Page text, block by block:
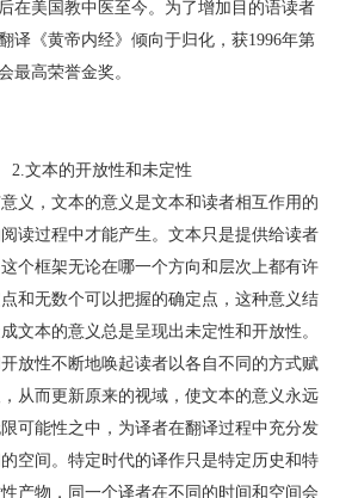
在美国教中医至今。为了增加目的语读者
译《黄帝内经》倾向于归化，获1996年第
最高荣誉金奖。
本的开放性和未定性
，文本的意义是文本和读者相互作用的
读过程中才能产生。文本只是提供给读者
个框架无论在哪一个方向和层次上都有许
和无数个可以把握的确定点，这种意义结
文本的意义总是呈现出未定性和开放性。
放性不断地唤起读者以各自不同的方式赋
从而更新原来的视域，使文本的意义永远
可能性之中，为译者在翻译过程中充分发
空间。特定时代的译作只是特定历史和特
产物，同一个译者在不同的时间和空间会